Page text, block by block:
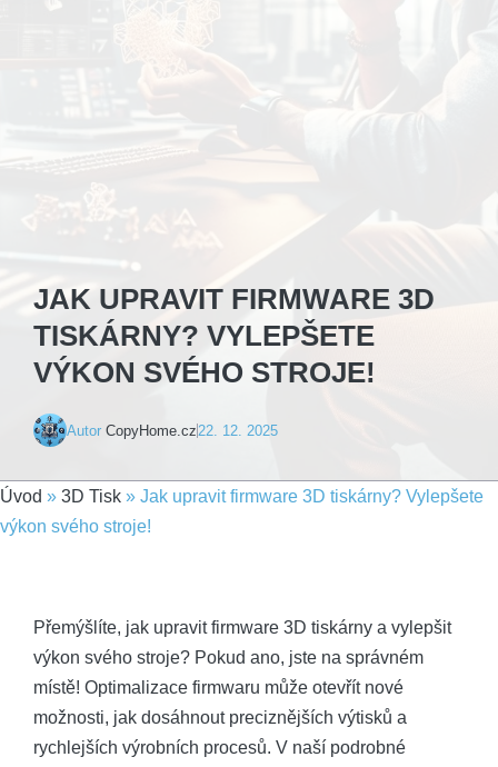
JAK UPRAVIT FIRMWARE 3D
TISKÁRNY? VYLEPŠETE
VÝKON SVÉHO STROJE!
Autor CopyHome.cz 22. 12. 2025
Úvod » 3D Tisk » Jak upravit firmware 3D tiskárny? Vylepšete
výkon svého stroje!
Přemýšlíte, jak upravit firmware 3D tiskárny a vylepšit
výkon svého stroje? Pokud ano, jste na správném
místě! Optimalizace firmwaru může otevřít nové
možnosti, jak dosáhnout preciznějších výtisků a
rychlejších výrobních procesů. V naší podrobné